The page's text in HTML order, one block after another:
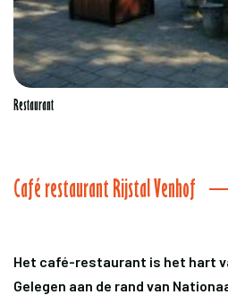
Restaurant
Item
Café restaurant Rijstal Venhof
Het café-restaurant is het hart
Gelegen aan de rand van